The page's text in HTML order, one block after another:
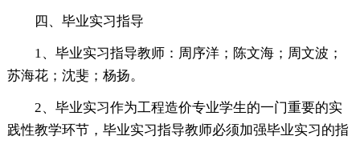
四、毕业实习指导
1、毕业实习指导教师：周序洋；陈文海；周文波；
苏海花；沈斐；杨扬。
2、毕业实习作为工程造价专业学生的一门重要的实
践性教学环节，毕业实习指导教师必须加强毕业实习的指